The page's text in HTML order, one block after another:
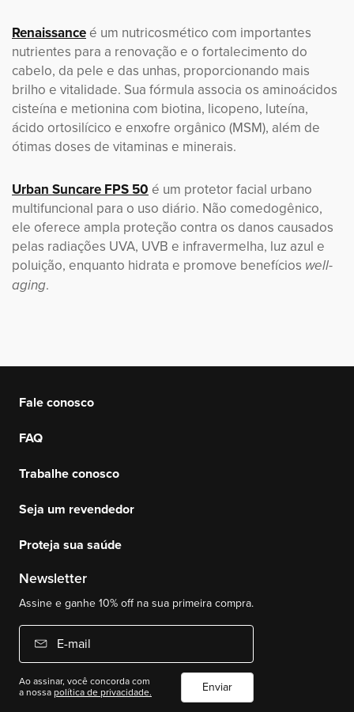
Renaissanceé um nutricosmético com importantes
nutrientes para a renovação e o fortalecimento do
cabelo, da pele e das unhas, proporcionando mais
brilho e vitalidade. Sua fórmula associa os aminoácidos
cisteína e metionina com biotina, licopeno, luteína,
ácido ortosilícico e enxofre orgânico (MSM), além de
ótimas doses de vitaminas e minerais.
Urban Suncare FPS 50 é um protetor facial urbano
multifuncional para o uso diário. Não comedogênico,
ele oferece ampla proteção contra os danos causados
pelas radiações UVA, UVB e infravermelha, luz azul e
poluição, enquanto hidrata e promove benefícios well-
aging.
Fale conosco
FAQ
Trabalhe conosco
Seja um revendedor
Proteja sua saúde
Newsletter
Assine e ganhe 10% off na sua primeira compra.
E-mail
Ao assinar, você concorda com
a nossapolítica de privacidade. Enviar